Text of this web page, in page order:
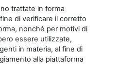
trattate in forma
di verificare il corretto
nonché per motivi di
essere utilizzate,
in materia, al fine di
alla piattaforma